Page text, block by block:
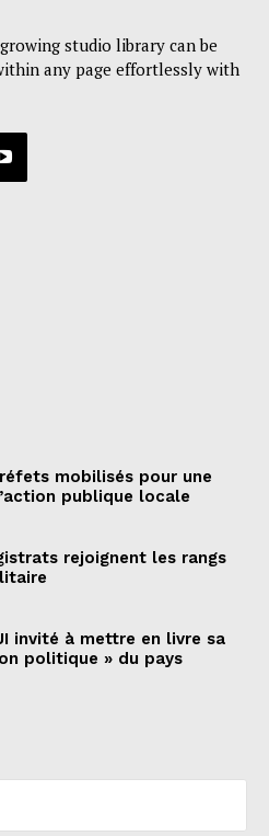
studio library can be
any page effortlessly with
mobilisés pour une
publique locale
rejoignent les rangs
invité à mettre en livre sa
politique » du pays